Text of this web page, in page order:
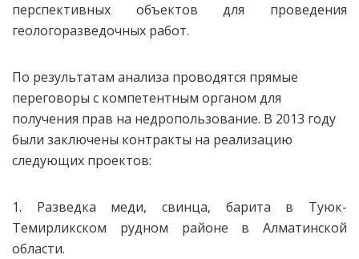
перспективных объектов для проведения
геологоразведочных работ.
По результатам анализа проводятся прямые
переговоры с компетентным органом для
получения прав на недропользование. В 2013 году
были заключены контракты на реализацию
следующих проектов:
1. Разведка меди, свинца, барита в Туюк-
Темирликском рудном районе в Алматинской
области.